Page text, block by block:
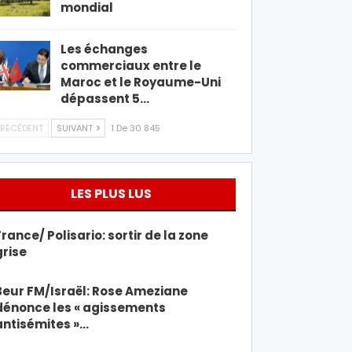
mondial
Les échanges
commerciaux entre le
Maroc et le Royaume-Uni
dépassent 5…
SUIVANT 1 De 30 845
LES PLUS LUS
Polisario: sortir de la zone
FM/Israël: Rose Ameziane
les « agissements
»…